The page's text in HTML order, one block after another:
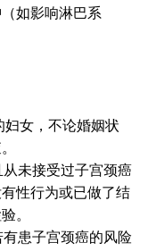
如影响淋巴系
女，不论婚姻状
未接受过子宫颈癌
性行为或已做了结
。
患子宫颈癌的风险